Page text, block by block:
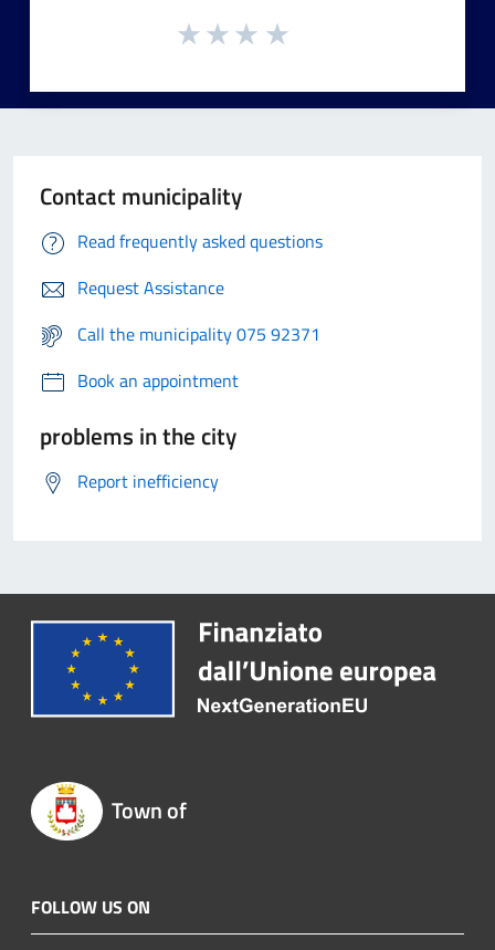
Contact municipality
Read frequently asked questions
Request Assistance
Call the municipality 075 92371
Book an appointment
problems in the city
Report inefficiency
Town of
FOLLOW US ON